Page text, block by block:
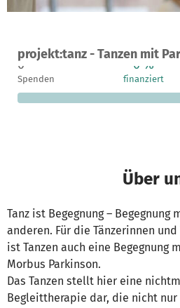
projekt:tanz - Tanzen mit
Ein Projekt in Hamburg, Deutschland
0
Spenden
0 %
finanziert
Über
Tanz ist Begegnung – Begegnung
anderen. Für die Tänzerinnen
ist Tanzen auch eine Begegnung
Morbus Parkinson.
Das Tanzen stellt hier eine
Begleittherapie dar, die nicht